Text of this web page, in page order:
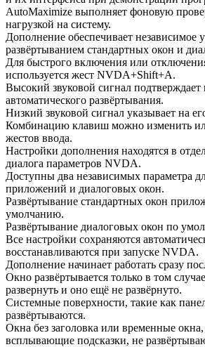
AutoMaximize выполняет фоновую
нагрузкой на систему.
Дополнение обеспечивает независимое
развёртыванием стандартных окон и
Для быстрого включения или
используется жест NVDA+Shift+A.
Высокий звуковой сигнал
автоматического развёртывания.
Низкий звуковой сигнал указывает на
Комбинацию клавиш можно изменить
жестов ввода.
Настройки дополнения находятся в
диалога параметров NVDA.
Доступны два независимых параметра
приложений и диалоговых окон.
Развёртывание стандартных окон
умолчанию.
Развёртывание диалоговых окон по
Все настройки сохраняются
восстанавливаются при запуске NVDA.
Дополнение начинает работать сразу
Окно развёртывается только в том
развернуть и оно ещё не развёрнуто.
Системные поверхности, такие как
развёртываются.
Окна без заголовка или временные
всплывающие подсказки, не